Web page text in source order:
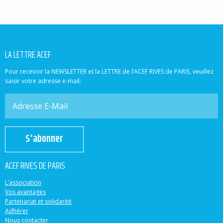
LA LETTRE ACEF
Pour recevoir la NEWSLETTER et la LETTRE de l’ACEF RIVES de PARIS, veuillez
saisir votre adresse e-mail:
S'abonner
ACEF RIVES DE PARIS
L’association
Vos avantages
Partenariat et solidarité
Adhérer
Nous contacter